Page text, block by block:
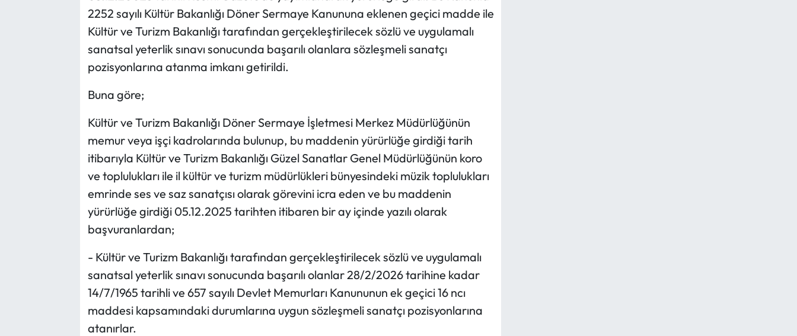
2252 sayılı Kültür Bakanlığı Döner Sermaye Kanununa eklenen geçici madde ile
Kültür ve Turizm Bakanlığı tarafından gerçekleştirilecek sözlü ve uygulamalı
sanatsal yeterlik sınavı sonucunda başarılı olanlara sözleşmeli sanatçı
pozisyonlarına atanma imkanı getirildi.
Buna göre;
Kültür ve Turizm Bakanlığı Döner Sermaye İşletmesi Merkez Müdürlüğünün
memur veya işçi kadrolarında bulunup, bu maddenin yürürlüğe girdiği tarih
itibarıyla Kültür ve Turizm Bakanlığı Güzel Sanatlar Genel Müdürlüğünün koro
ve toplulukları ile il kültür ve turizm müdürlükleri bünyesindeki müzik toplulukları
emrinde ses ve saz sanatçısı olarak görevini icra eden ve bu maddenin
yürürlüğe girdiği 05.12.2025 tarihten itibaren bir ay içinde yazılı olarak
başvuranlardan;
- Kültür ve Turizm Bakanlığı tarafından gerçekleştirilecek sözlü ve uygulamalı
sanatsal yeterlik sınavı sonucunda başarılı olanlar 28/2/2026 tarihine kadar
14/7/1965 tarihli ve 657 sayılı Devlet Memurları Kanununun ek geçici 16 ncı
maddesi kapsamındaki durumlarına uygun sözleşmeli sanatçı pozisyonlarına
atanırlar.